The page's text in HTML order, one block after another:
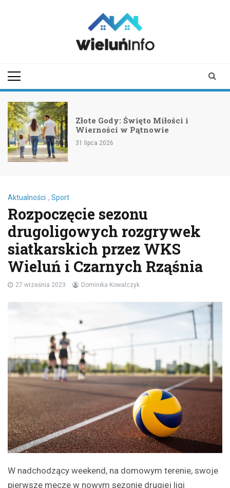
Złote Gody: Święto Miłości i
Wierności w Pątnowie
31 lipca 2026
Aktualności , Sport
Rozpoczęcie sezonu
drugoligowych rozgrywek
siatkarskich przez WKS
Wieluń i Czarnych Rząśnia
27 września 2023 Dominika Kowalczyk
W nadchodzący weekend, na domowym terenie, swoje
pierwsze mecze w nowym sezonie drugiej ligi